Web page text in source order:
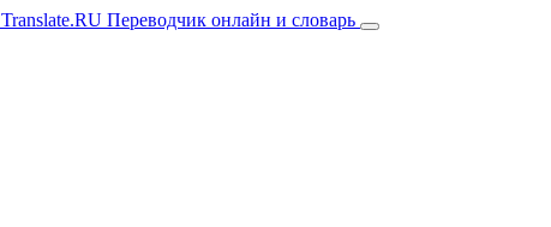
Translate.RU Переводчик онлайн и словарь